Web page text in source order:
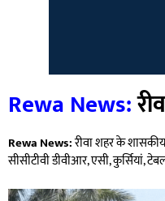
Rewa News:
Rewa News:रीवा शहर के
सीसीटीवी डीवीआर, एसी, कुर्सियां,